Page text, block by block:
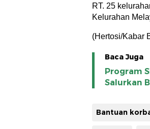
RT. 25
Kelurahan
(Hertosi/Kabar
Baca Juga
Program
Salurkan